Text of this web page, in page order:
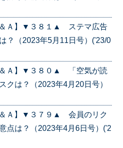
＆Ａ】▼３８１▲ ステマ広告
？（2023年5月11日号）('23/0
＆Ａ】▼３８０▲ 「空気が読
クは？（2023年4月20日号）
＆Ａ】▼３７９▲ 会員のリク
点は？（2023年4月6日号）('2